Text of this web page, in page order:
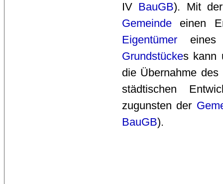
IV BauGB). Mit
Gemeinde einen
Eigentümer eines
Grundstückes kann
die Übernahme des
städtischen
zugunsten der
BauGB).